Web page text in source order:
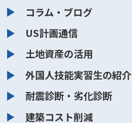
コラム・ブログ
US計画通信
土地資産の活用
外国人技能実習生の紹介
耐震診断・劣化診断
建築コスト削減